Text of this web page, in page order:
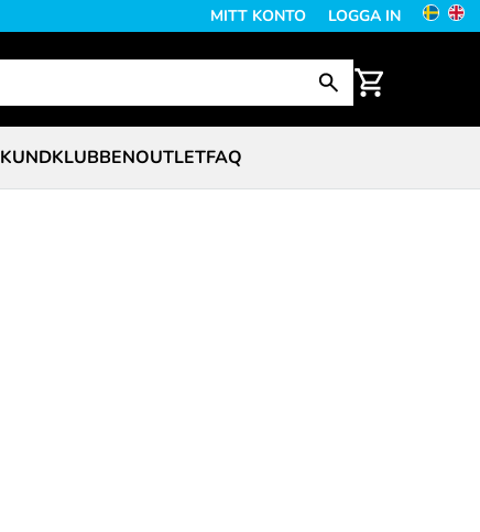
MITT KONTO LOGGA IN
KUNDKLUBBENOUTLETFAQ